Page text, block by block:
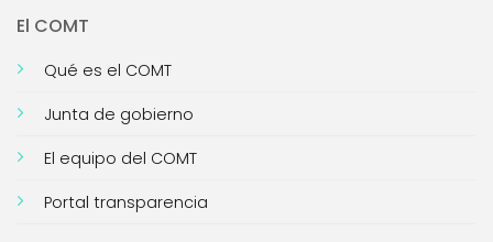
El COMT
Qué es el COMT
Junta de gobierno
El equipo del COMT
Portal transparencia